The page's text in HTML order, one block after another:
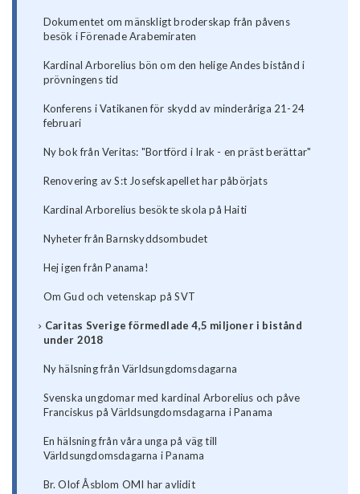
Dokumentet om mänskligt broderskap från påvens
besök i Förenade Arabemiraten
Kardinal Arborelius bön om den helige Andes bistånd i
prövningens tid
Konferens i Vatikanen för skydd av minderåriga 21-24
februari
Ny bok från Veritas: "Bortförd i Irak - en präst berättar"
Renovering av S:t Josefskapellet har påbörjats
Kardinal Arborelius besökte skola på Haiti
Nyheter från Barnskyddsombudet
Hej igen från Panama!
Om Gud och vetenskap på SVT
Caritas Sverige förmedlade 4,5 miljoner i bistånd
under 2018
Ny hälsning från Världsungdomsdagarna
Svenska ungdomar med kardinal Arborelius och påve
Franciskus på Världsungdomsdagarna i Panama
En hälsning från våra unga på väg till
Världsungdomsdagarna i Panama
Br. Olof Åsblom OMI har avlidit